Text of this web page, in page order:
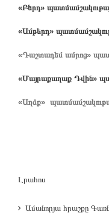
«Բերդ»
«Ամբերդ»
«Դաշտադեմ ամրոց»
«Մայրաքաղաք Դվին»
«Աղձք»
Լրահոս
Ամանորյա հրաշքը